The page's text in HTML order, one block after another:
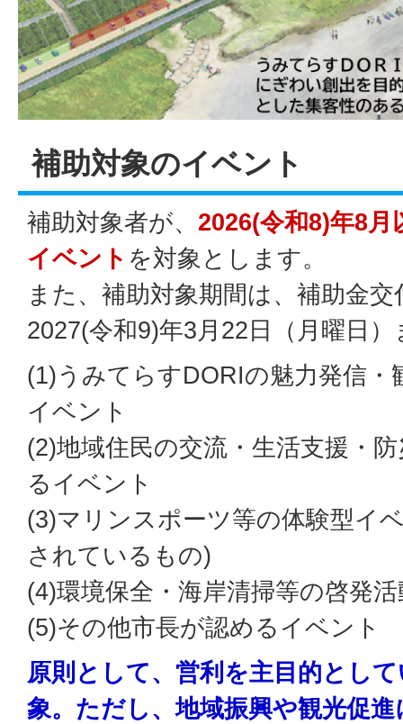
補助対象のイベント
補助対象者が、 2026(令和8)年8
イベント を対象とします。
また、補助対象期間は、補助金
2027(令和9)年3月22日（月曜日
(1)うみてらすDORIの魅力発信・
イベント
(2)地域住民の交流・生活支援・
るイベント
(3)マリンスポーツ等の体験型イ
されているもの)
(4)環境保全・海岸清掃等の啓発
(5)その他市長が認めるイベント
原則として、営利を主目的とし
象。ただし、地域振興や観光促